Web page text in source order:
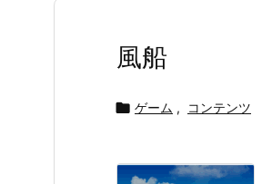
風船
 ゲーム , コンテンツ